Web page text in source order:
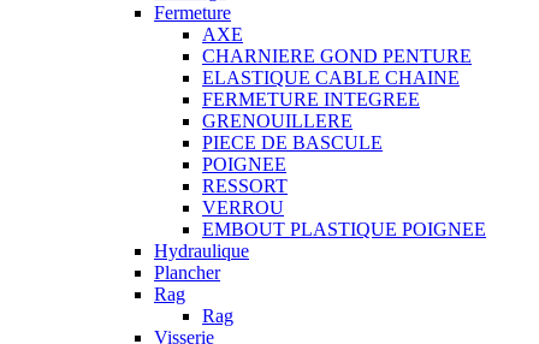
Fermeture
AXE
CHARNIERE GOND PENTURE
ELASTIQUE CABLE CHAINE
FERMETURE INTEGREE
GRENOUILLERE
PIECE DE BASCULE
POIGNEE
RESSORT
VERROU
EMBOUT PLASTIQUE POIGNEE
Hydraulique
Plancher
Rag
Rag
Visserie